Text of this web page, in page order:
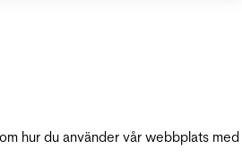
hur du använder vår webbplats med